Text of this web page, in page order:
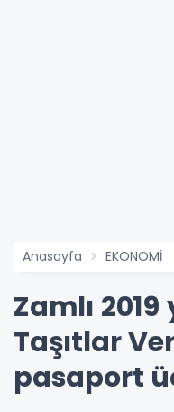
Anasayfa EKONOMİ
Zamlı 2019
Taşıtlar
pasaport